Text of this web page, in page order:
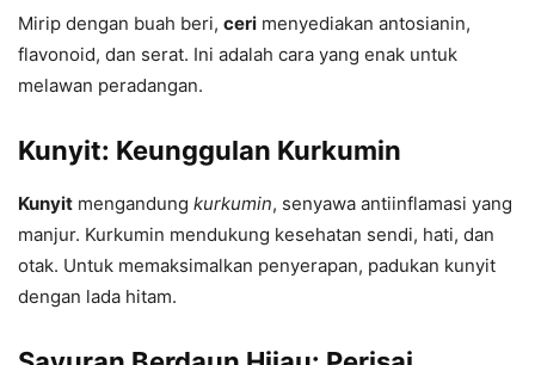
Mirip dengan buah beri, ceri menyediakan antosianin,
flavonoid, dan serat. Ini adalah cara yang enak untuk
melawan peradangan.
Kunyit: Keunggulan Kurkumin
Kunyit mengandung kurkumin, senyawa antiinflamasi yang
manjur. Kurkumin mendukung kesehatan sendi, hati, dan
otak. Untuk memaksimalkan penyerapan, padukan kunyit
dengan lada hitam.